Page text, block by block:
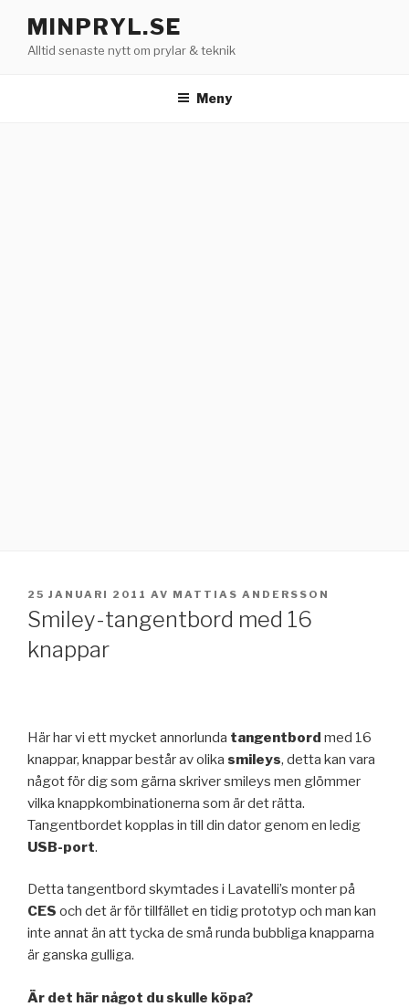
innehåll
MINPRYL.SE
Alltid senaste nytt om prylar & teknik
Meny
PUBLICERAT
25 JANUARI 2011 AV MATTIAS ANDERSSON
Smiley-tangentbord med 16
knappar
Här har vi ett mycket annorlunda tangentbord med 16
knappar, knappar består av olika smileys, detta kan vara
något för dig som gärna skriver smileys men glömmer
vilka knappkombinationerna som är det rätta.
Tangentbordet kopplas in till din dator genom en ledig
USB-port.
Detta tangentbord skymtades i Lavatelli’s monter på
CES och det är för tillfället en tidig prototyp och man kan
inte annat än att tycka de små runda bubbliga knapparna
är ganska gulliga.
Är det här något du skulle köpa?